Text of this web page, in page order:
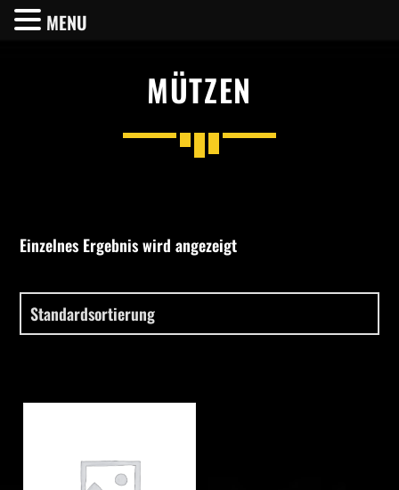
Twitter
Facebook
MÜTZEN
Einzelnes Ergebnis wird angezeigt
MENU